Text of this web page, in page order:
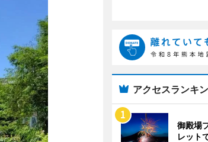
アクセスランキ
御殿場
レット